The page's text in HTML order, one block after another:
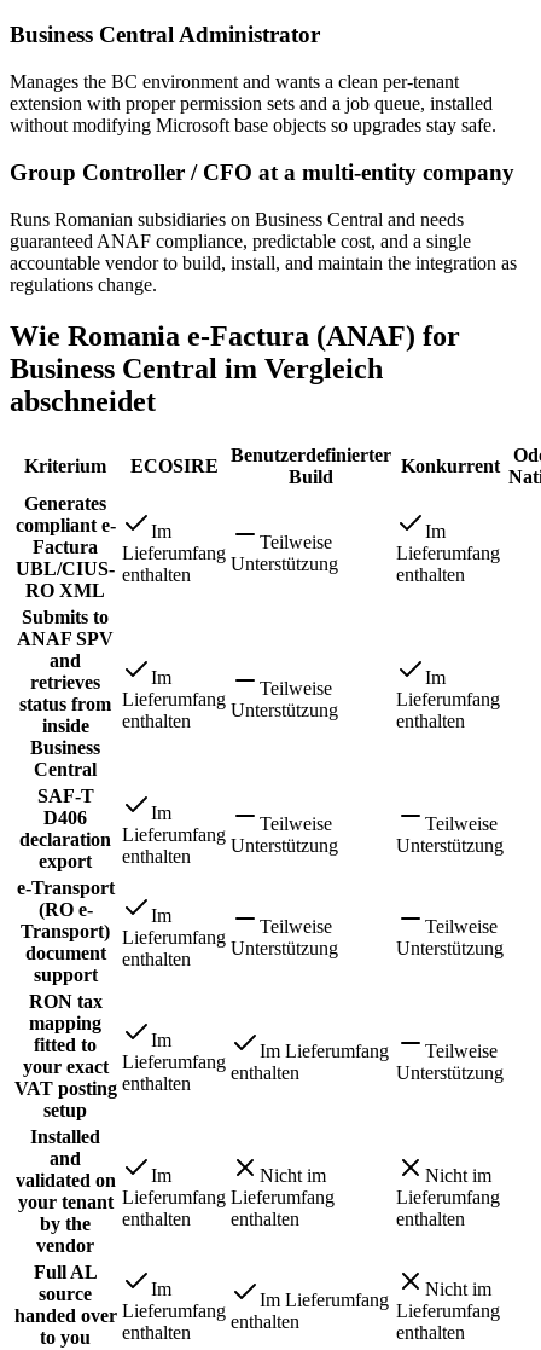
Business Central Administrator
Manages the BC environment and wants a clean per-tenant
extension with proper permission sets and a job queue, installed
without modifying Microsoft base objects so upgrades stay safe.
Group Controller / CFO at a multi-entity company
Runs Romanian subsidiaries on Business Central and needs
guaranteed ANAF compliance, predictable cost, and a single
accountable vendor to build, install, and maintain the integration as
regulations change.
Wie Romania e-Factura (ANAF) for
Business Central im Vergleich
abschneidet
Kriterium ECOSIRE
Benutzerdefinierter
Build
Konkurrent
Generates
compliant e-
Factura
UBL/CIUS-
RO XML
Im
Lieferumfang
enthalten
Teilweise
Unterstützung
Im
Lieferumfang
enthalten
Submits to
ANAF SPV
and
retrieves
status from
inside
Business
Central
Im
Lieferumfang
enthalten
Teilweise
Unterstützung
Im
Lieferumfang
enthalten
SAF-T
D406
declaration
export
Im
Lieferumfang
enthalten
Teilweise
Unterstützung
Teilweise
Unterstützung
e-Transport
(RO e-
Transport)
document
support
Im
Lieferumfang
enthalten
Teilweise
Unterstützung
Teilweise
Unterstützung
RON tax
mapping
fitted to
your exact
VAT posting
setup
Im
Lieferumfang
enthalten
Im Lieferumfang
enthalten
Teilweise
Unterstützung
Installed
and
validated on
your tenant
by the
vendor
Im
Lieferumfang
enthalten
Nicht im
Lieferumfang
enthalten
Nicht im
Lieferumfang
enthalten
Full AL
source
handed over
to you
Im
Lieferumfang
enthalten
Im Lieferumfang
enthalten
Nicht im
Lieferumfang
enthalten